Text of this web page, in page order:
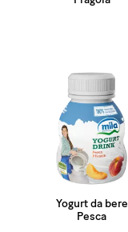
Yogurt da bere
Pesca